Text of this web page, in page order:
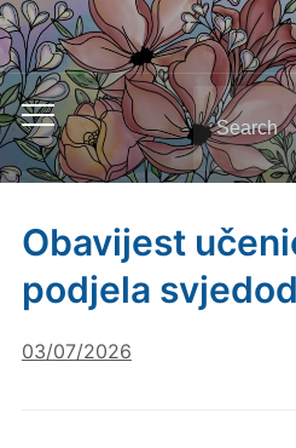
Toggle
mobile
menu
Search
for:
Obavijest
podjela
03/07/2026